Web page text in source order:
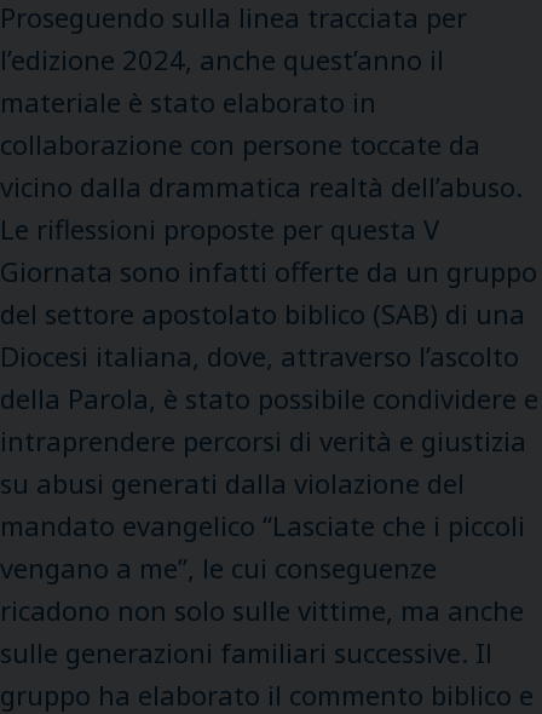
Proseguendo sulla linea tracciata per
l’edizione 2024, anche quest’anno il
materiale è stato elaborato in
collaborazione con persone toccate da
vicino dalla drammatica realtà dell’abuso.
Le riflessioni proposte per questa V
Giornata sono infatti offerte da un gruppo
del settore apostolato biblico (SAB) di una
Diocesi italiana, dove, attraverso l’ascolto
della Parola, è stato possibile condividere e
intraprendere percorsi di verità e giustizia
su abusi generati dalla violazione del
mandato evangelico “Lasciate che i piccoli
vengano a me”, le cui conseguenze
ricadono non solo sulle vittime, ma anche
sulle generazioni familiari successive. Il
gruppo ha elaborato il commento biblico e